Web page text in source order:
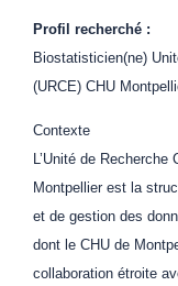
Profil recherché :
Biostatisticien(ne)
(URCE) CHU
Contexte
L’Unité de
Montpellier est la
et de gestion des
dont le CHU de
collaboration étroite